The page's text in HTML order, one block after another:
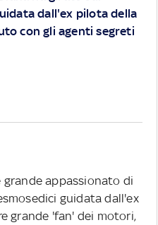
dall'ex pilota della
con gli agenti segreti
grande appassionato di
guidata dall'ex
grande 'fan' dei motori,